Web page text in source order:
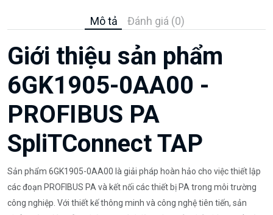
Mô tả Đánh giá (0)
Giới thiệu sản phẩm
6GK1905-0AA00 -
PROFIBUS PA
SpliTConnect TAP
Sản phẩm 6GK1905-0AA00 là giải pháp hoàn hảo cho việc thiết lập
các đoạn PROFIBUS PA và kết nối các thiết bị PA trong môi trường
công nghiệp. Với thiết kế thông minh và công nghệ tiên tiến, sản